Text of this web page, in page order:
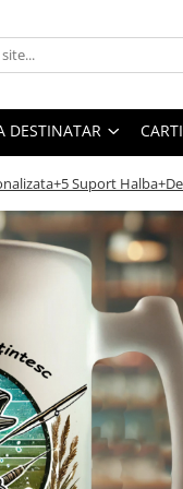
DESTINATAR
Suport